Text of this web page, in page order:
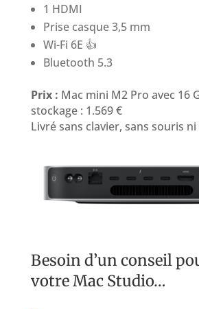
1 HDMI
Prise casque 3,5 mm
Wi-Fi 6E 👍
Bluetooth 5.3
Prix : Mac mini M2 Pro avec 16
stockage : 1.569 €
Livré sans clavier, sans souris ni
Besoin d’un conseil
votre Mac Studio…